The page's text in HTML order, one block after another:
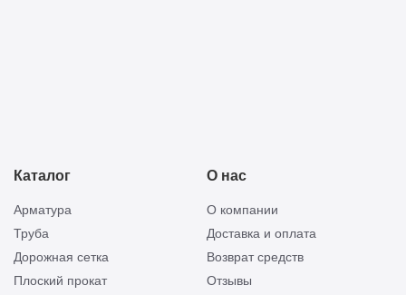
Каталог
Арматура
Труба
Дорожная сетка
Плоский прокат
О нас
О компании
Доставка и оплата
Возврат средств
Отзывы